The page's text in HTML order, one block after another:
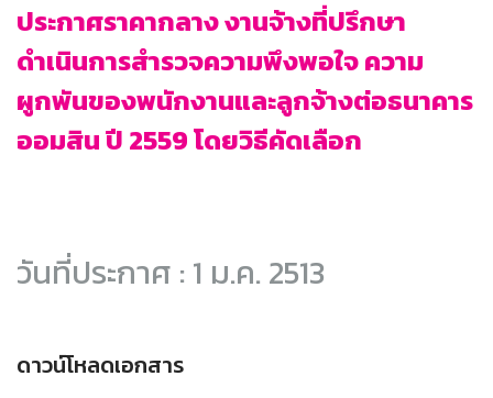
ประกาศราคากลาง งานจ้างที่ปรึกษา
ดำเนินการสำรวจความพึงพอใจ ความ
ผูกพันของพนักงานและลูกจ้างต่อธนาคาร
ออมสิน ปี 2559 โดยวิธีคัดเลือก
วันที่ประกาศ : 1 ม.ค. 2513
ดาวน์โหลดเอกสาร